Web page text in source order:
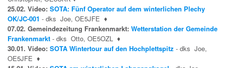
25.02. Video: SOTA: Fünf Operator auf dem winterlichen Plechy
OK/JC-001 - dks Joe, OE5JFE ♦
07.02. Gemeindezeitung Frankenmarkt: Wetterstation der Gemeinde
Frankenmarkt - dks Otto, OE5OZL ♦
30.01. Video: SOTA Wintertour auf den Hochplettspitz - dks Joe,
OE5JFE ♦